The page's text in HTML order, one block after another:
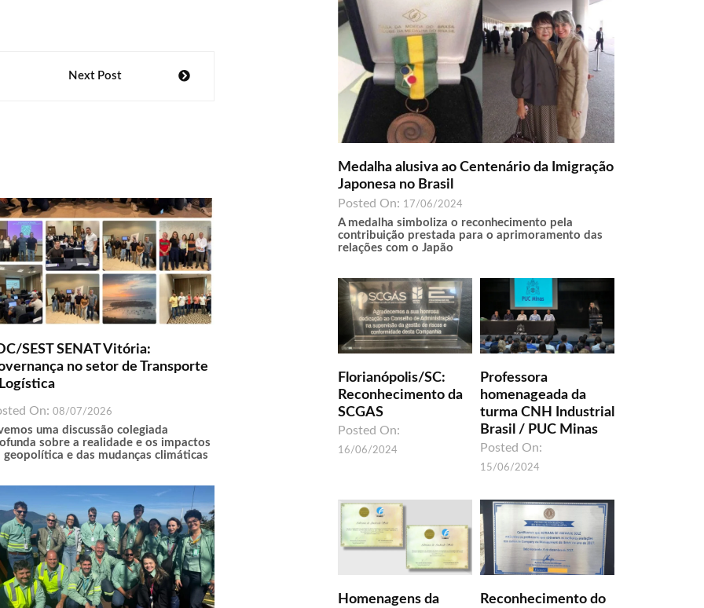
Next Post
SEST SENAT Vitória:
no setor de Transporte
On:08/07/2026
uma discussão colegiada
sobre a realidade e os impactos
geopolítica e das mudanças climáticas
Medalha alusiva ao Centenário da Imigração
Japonesa no Brasil
Posted On: 17/06/2024
A medalha simboliza o reconhecimento pela
contribuição prestada para o aprimoramento das
relações com o Japão
Florianópolis/SC:
Reconhecimento da
SCGAS
Posted On:
16/06/2024
Professora
homenageada da
turma CNH Industrial
Brasil / PUC Minas
Posted On:
15/06/2024
Homenagens da
Reconhecimento do